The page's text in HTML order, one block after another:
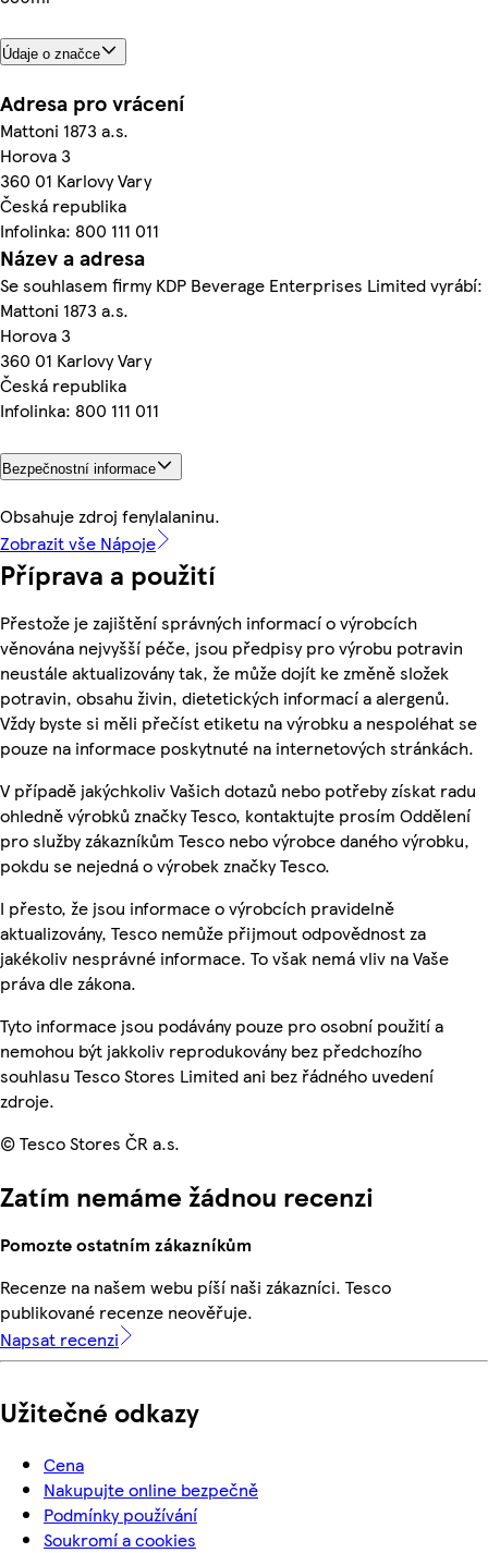
Údaje o značce
Adresa pro vrácení
Mattoni 1873 a.s.
Horova 3
360 01 Karlovy Vary
Česká republika
Infolinka: 800 111 011
Název a adresa
Se souhlasem firmy KDP Beverage Enterprises Limited vyrábí:
Mattoni 1873 a.s.
Horova 3
360 01 Karlovy Vary
Česká republika
Infolinka: 800 111 011
Bezpečnostní informace
Obsahuje zdroj fenylalaninu.
Zobrazit vše Nápoje
Příprava a použití
Přestože je zajištění správných informací o výrobcích
věnována nejvyšší péče, jsou předpisy pro výrobu potravin
neustále aktualizovány tak, že může dojít ke změně složek
potravin, obsahu živin, dietetických informací a alergenů.
Vždy byste si měli přečíst etiketu na výrobku a nespoléhat se
pouze na informace poskytnuté na internetových stránkách.
V případě jakýchkoliv Vašich dotazů nebo potřeby získat radu
ohledně výrobků značky Tesco, kontaktujte prosím Oddělení
pro služby zákazníkům Tesco nebo výrobce daného výrobku,
pokdu se nejedná o výrobek značky Tesco.
I přesto, že jsou informace o výrobcích pravidelně
aktualizovány, Tesco nemůže přijmout odpovědnost za
jakékoliv nesprávné informace. To však nemá vliv na Vaše
práva dle zákona.
Tyto informace jsou podávány pouze pro osobní použití a
nemohou být jakkoliv reprodukovány bez předchozího
souhlasu Tesco Stores Limited ani bez řádného uvedení
zdroje.
© Tesco Stores ČR a.s.
Zatím nemáme žádnou recenzi
Pomozte ostatním zákazníkům
Recenze na našem webu píší naši zákazníci. Tesco
publikované recenze neověřuje.
Napsat recenzi
Užitečné odkazy
Cena
Nakupujte online bezpečně
Podmínky používání
Soukromí a cookies